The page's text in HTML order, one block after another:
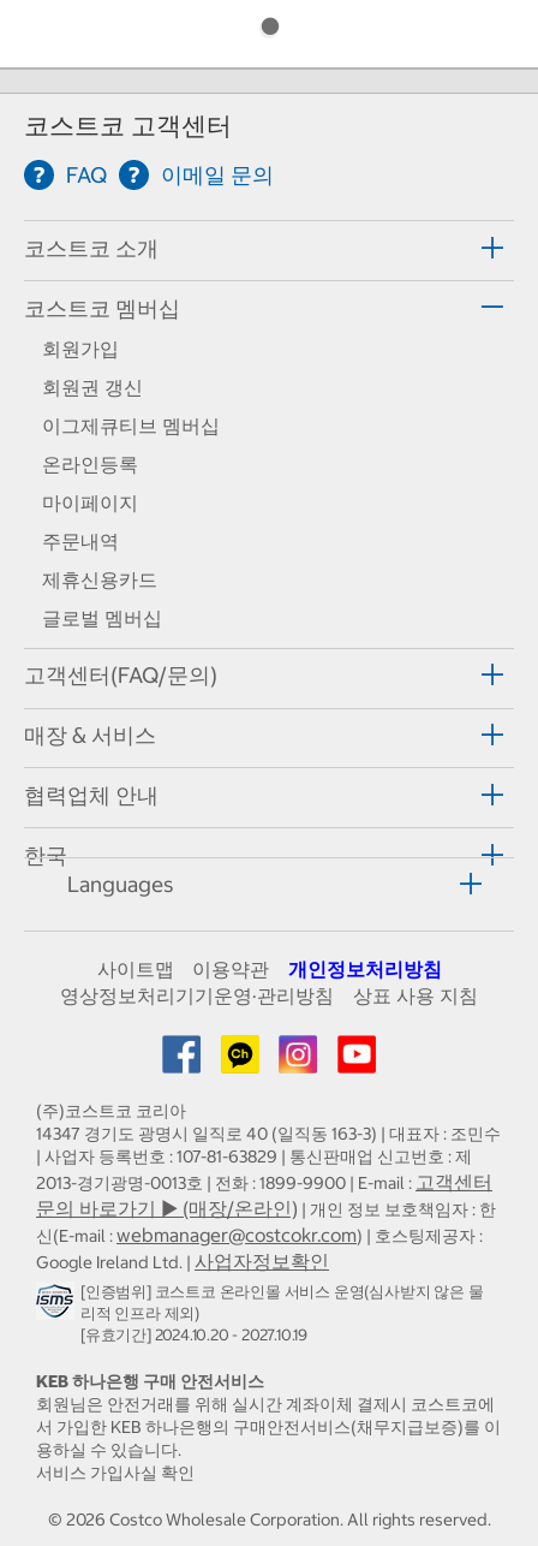
코스트코 고객센터
FAQ 이메일 문의
코스트코 소개
코스트코 멤버십
회원가입
회원권 갱신
이그제큐티브 멤버십
온라인등록
마이페이지
주문내역
제휴신용카드
글로벌 멤버십
고객센터(FAQ/문의)
매장 & 서비스
협력업체 안내
한국
Languages
사이트맵 이용약관
개인정보처리방침
영상정보처리기기운영·관리방침
상표 사용 지침
(주)코스트코 코리아
14347 경기도 광명시 일직로 40 (일직동 163-3) | 대표자 : 조민수
| 사업자 등록번호 : 107-81-63829 | 통신판매업 신고번호 : 제
2013-경기광명-0013호 | 전화 : 1899-9900 | E-mail : 고객센터
문의 바로가기 ▶ (매장/온라인) | 개인 정보 보호책임자 : 한
신(E-mail :webmanager@costcokr.com) | 호스팅제공자 :
Google Ireland Ltd. | 사업자정보확인
[인증범위] 코스트코 온라인몰 서비스 운영(심사받지 않은 물
리적 인프라 제외)
[유효기간] 2024.10.20 - 2027.10.19
KEB 하나은행 구매 안전서비스
회원님은 안전거래를 위해 실시간 계좌이체 결제시 코스트코에
서 가입한 KEB 하나은행의 구매안전서비스(채무지급보증)를 이
용하실 수 있습니다.
서비스 가입사실 확인
© 2026 Costco Wholesale Corporation.All rights reserved.